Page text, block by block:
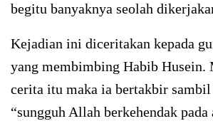
begitu banyaknya seolah
Kejadian ini diceritakan kepada
yang membimbing Habib Husein.
cerita itu maka ia bertakbir sambil
“sungguh Allah berkehendak